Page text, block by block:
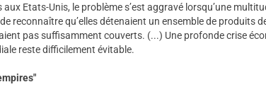
aux Etats-Unis, le problème s’est aggravé lorsqu’une
reconnaître qu’elles détenaient un ensemble de produits
pas suffisamment couverts. (...) Une profonde crise
reste difficilement évitable.